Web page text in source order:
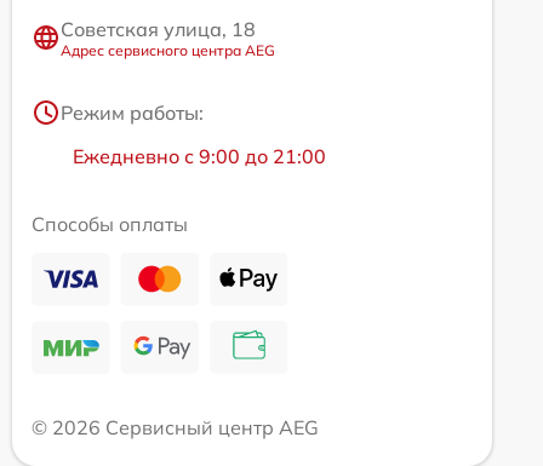
Советская улица, 18
Адрес сервисного центра AEG
Режим работы:
Ежедневно с 9:00 до 21:00
Способы оплаты
© 2026 Сервисный центр AEG